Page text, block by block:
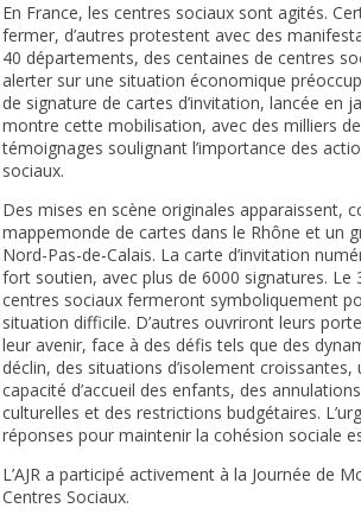
En France, les centres sociaux sont agités.
fermer, d’autres protestent avec des
40 départements, des centaines de centres
alerter sur une situation économique
de signature de cartes d’invitation, lancée en
montre cette mobilisation, avec des milliers
témoignages soulignant l’importance des
sociaux.
Des mises en scène originales apparaissent,
mappemonde de cartes dans le Rhône et un
Nord-Pas-de-Calais. La carte d’invitation
fort soutien, avec plus de 6000 signatures. Le
centres sociaux fermeront symboliquement
situation difficile. D’autres ouvriront leurs
leur avenir, face à des défis tels que des
déclin, des situations d’isolement croissantes,
capacité d’accueil des enfants, des
culturelles et des restrictions budgétaires.
réponses pour maintenir la cohésion sociale
L’AJR a participé activement à la Journée de
Centres Sociaux.